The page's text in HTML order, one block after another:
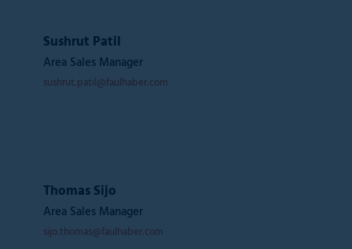
Sushrut Patil
Area Sales Manager
sushrut.patil@faulhaber.com
Thomas Sijo
Area Sales Manager
sijo.thomas@faulhaber.com